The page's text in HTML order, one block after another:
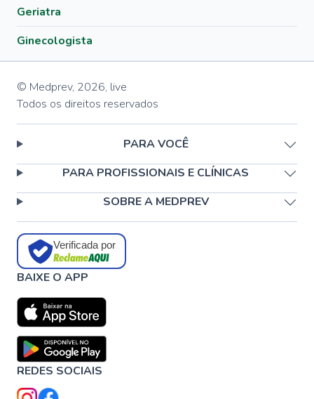
Geriatra
Ginecologista
© Medprev, 2026, live
Todos os direitos reservados
PARA VOCÊ
PARA PROFISSIONAIS E CLÍNICAS
SOBRE A MEDPREV
Verificada por
BAIXE O APP
REDES SOCIAIS